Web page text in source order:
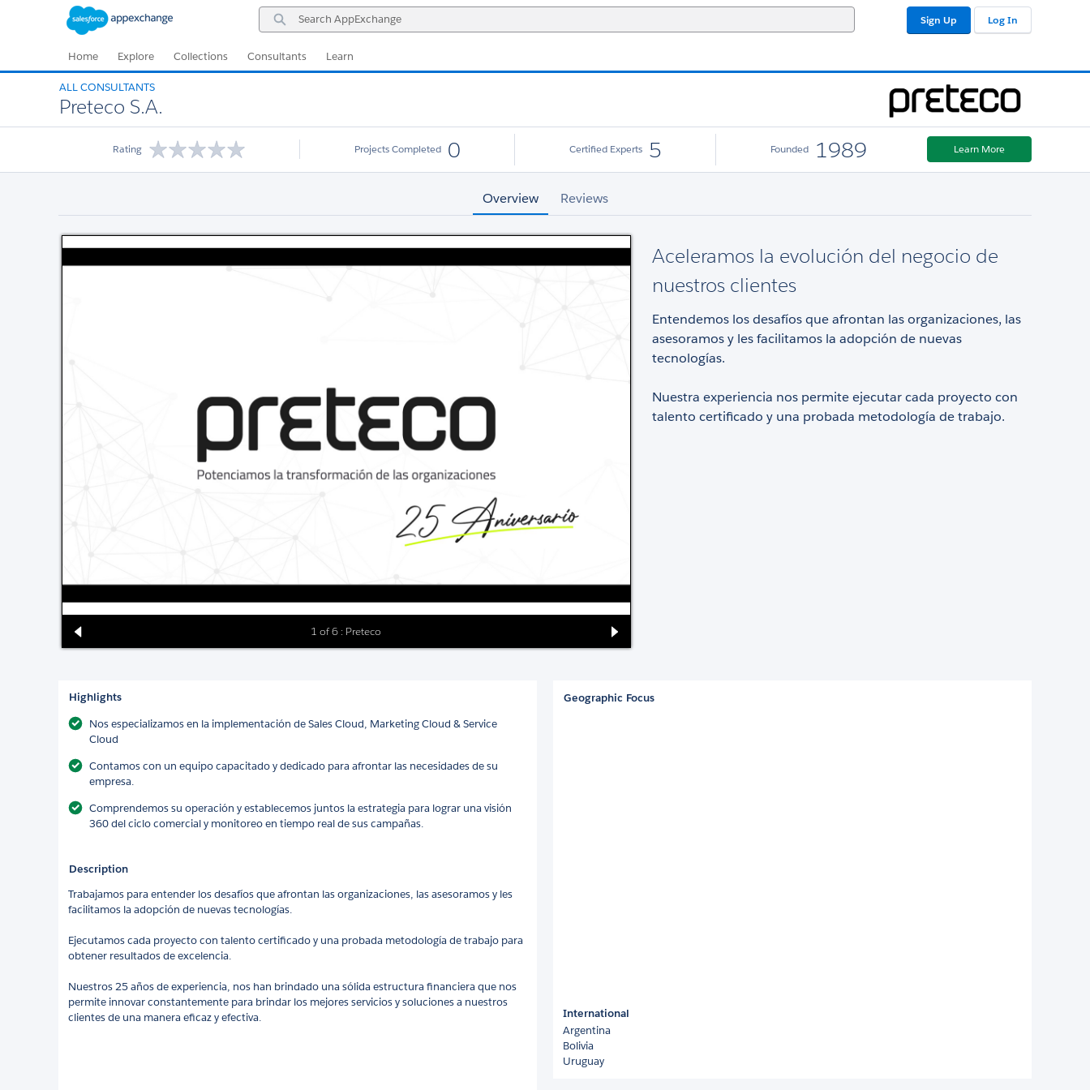
Search
AppExchange
Sign Up Log In
Home Explore Collections Consultants Learn
ALL CONSULTANTS
Preteco S.A.
Rating Projects Completed 0 Certified Experts 5 Founded 1989 Learn More
Overview Reviews
1 of 6 : Preteco
Aceleramos la evolución del negocio de
nuestros clientes
Entendemos los desafíos que afrontan las organizaciones, las
asesoramos y les facilitamos la adopción de nuevas
tecnologías.
Nuestra experiencia nos permite ejecutar cada proyecto con
talento certificado y una probada metodología de trabajo.
Highlights
Nos especializamos en la implementación de Sales Cloud, Marketing Cloud & Service
Cloud
Contamos con un equipo capacitado y dedicado para afrontar las necesidades de su
empresa.
Comprendemos su operación y establecemos juntos la estrategia para lograr una visión
360 del ciclo comercial y monitoreo en tiempo real de sus campañas.
Description
Trabajamos para entender los desafíos que afrontan las organizaciones, las asesoramos y les
facilitamos la adopción de nuevas tecnologías.
Ejecutamos cada proyecto con talento certificado y una probada metodología de trabajo para
obtener resultados de excelencia.
Nuestros 25 años de experiencia, nos han brindado una sólida estructura financiera que nos
permite innovar constantemente para brindar los mejores servicios y soluciones a nuestros
clientes de una manera eficaz y efectiva.
Geographic Focus
International
Argentina
Bolivia
Uruguay